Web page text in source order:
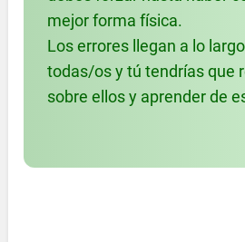
mejor forma física.
Los errores llegan a lo
todas/os y tú tendrías que
sobre ellos y aprender de